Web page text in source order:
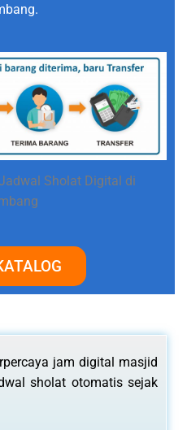
Sholat Digital di
jam digital masjid
sholat otomatis sejak